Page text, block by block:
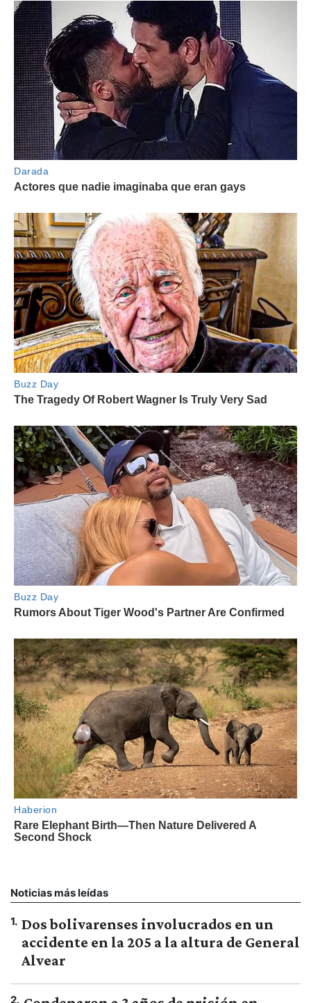
Noticias más leídas
1. Dos bolivarenses involucrados en un
accidente en la 205 a la altura de General
Alvear
2.